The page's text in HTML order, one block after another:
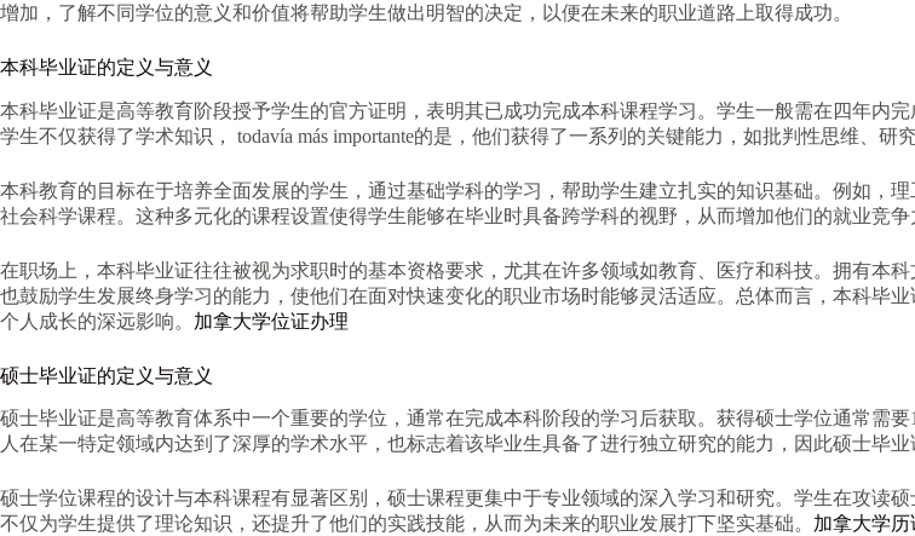
增加，了解不同学位的意义和价值将帮助学生做出明智的决定，以便在未来的职业道路上取得成功。
本科毕业证的定义与意义
本科毕业证是高等教育阶段授予学生的官方证明，表明其已成功完成本科课程学习。学生一般需在四年内
学生不仅获得了学术知识， todavía más importante的是，他们获得了一系列的关键能力，如批判性思维、研
本科教育的目标在于培养全面发展的学生，通过基础学科的学习，帮助学生建立扎实的知识基础。例如，
社会科学课程。这种多元化的课程设置使得学生能够在毕业时具备跨学科的视野，从而增加他们的就业竞争
在职场上，本科毕业证往往被视为求职时的基本资格要求，尤其在许多领域如教育、医疗和科技。拥有本
也鼓励学生发展终身学习的能力，使他们在面对快速变化的职业市场时能够灵活适应。总体而言，本科毕
个人成长的深远影响。 加拿大学位证办理
硕士毕业证的定义与意义
硕士毕业证是高等教育体系中一个重要的学位，通常在完成本科阶段的学习后获取。获得硕士学位通常需
人在某一特定领域内达到了深厚的学术水平，也标志着该毕业生具备了进行独立研究的能力，因此硕士毕
硕士学位课程的设计与本科课程有显著区别，硕士课程更集中于专业领域的深入学习和研究。学生在攻读
不仅为学生提供了理论知识，还提升了他们的实践技能，从而为未来的职业发展打下坚实基础。 加拿大学历